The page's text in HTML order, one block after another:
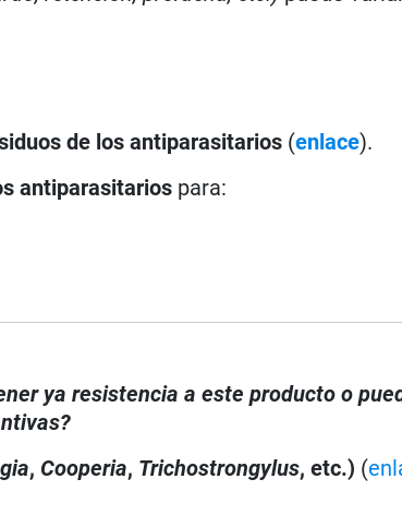
de los antiparasitarios (enlace).
antiparasitarios para:
ya resistencia a este producto o
, Cooperia, Trichostrongylus, etc.) (